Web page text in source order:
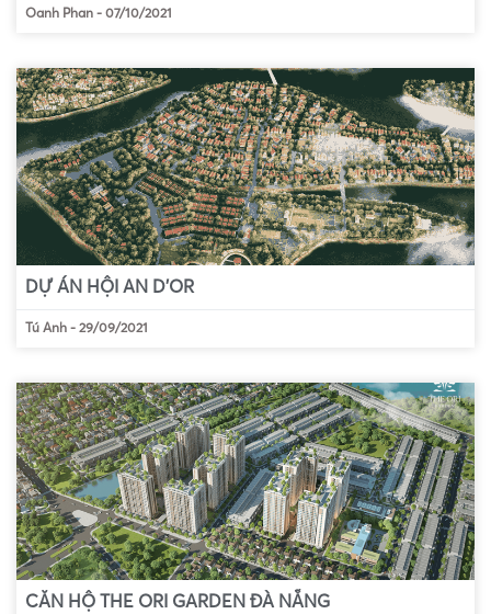
Oanh Phan - 07/10/2021
DỰ ÁN HỘI AN D’OR
Tú Anh - 29/09/2021
CĂN HỘ THE ORI GARDEN ĐÀ NẴNG